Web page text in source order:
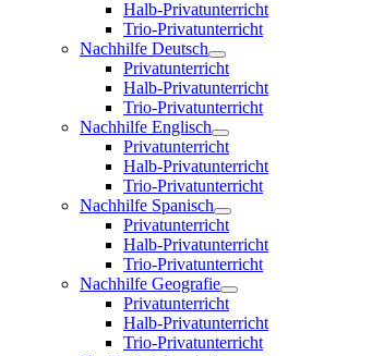
Halb-Privatunterricht
Trio-Privatunterricht
Nachhilfe Deutsch
Privatunterricht
Halb-Privatunterricht
Trio-Privatunterricht
Nachhilfe Englisch
Privatunterricht
Halb-Privatunterricht
Trio-Privatunterricht
Nachhilfe Spanisch
Privatunterricht
Halb-Privatunterricht
Trio-Privatunterricht
Nachhilfe Geografie
Privatunterricht
Halb-Privatunterricht
Trio-Privatunterricht